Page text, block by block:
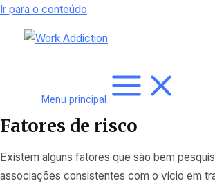
Ir para o conteúdo
Menu principal
Fatores de risco
Existem alguns fatores que são bem
associações consistentes com o vício em